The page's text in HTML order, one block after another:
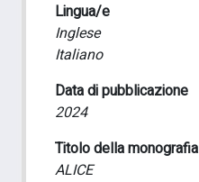
Lingua/e
Inglese
Italiano
Data di pubblicazione
2024
Titolo della monografia
ALICE